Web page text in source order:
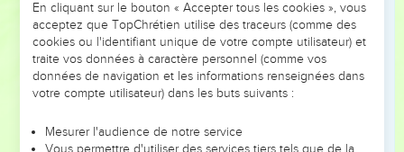
rédacteurs postérieurs ont sans doute remanié ce recueil, en
y introduisant des cantiques de date plus récente (47, 48, 66,
67, 69, etc.). Ils ont laissé subsister cette annotation
primitive, qui reste vraie, en ce sens que nous avons
apparemment. dans nos deux premiers livres, le noyau
de David.
En cliquant sur le bouton « Accepter tous les cookies », vous
acceptez que TopChrétien utilise des traceurs (comme des
cookies ou l'identifiant unique de votre compte utilisateur) et
traite vos données à caractère personnel (comme vos
données de navigation et les informations renseignées dans
votre compte utilisateur) dans les buts suivants :
Mesurer l'audience de notre service
Vous permettre d'utiliser des services tiers tels que de la